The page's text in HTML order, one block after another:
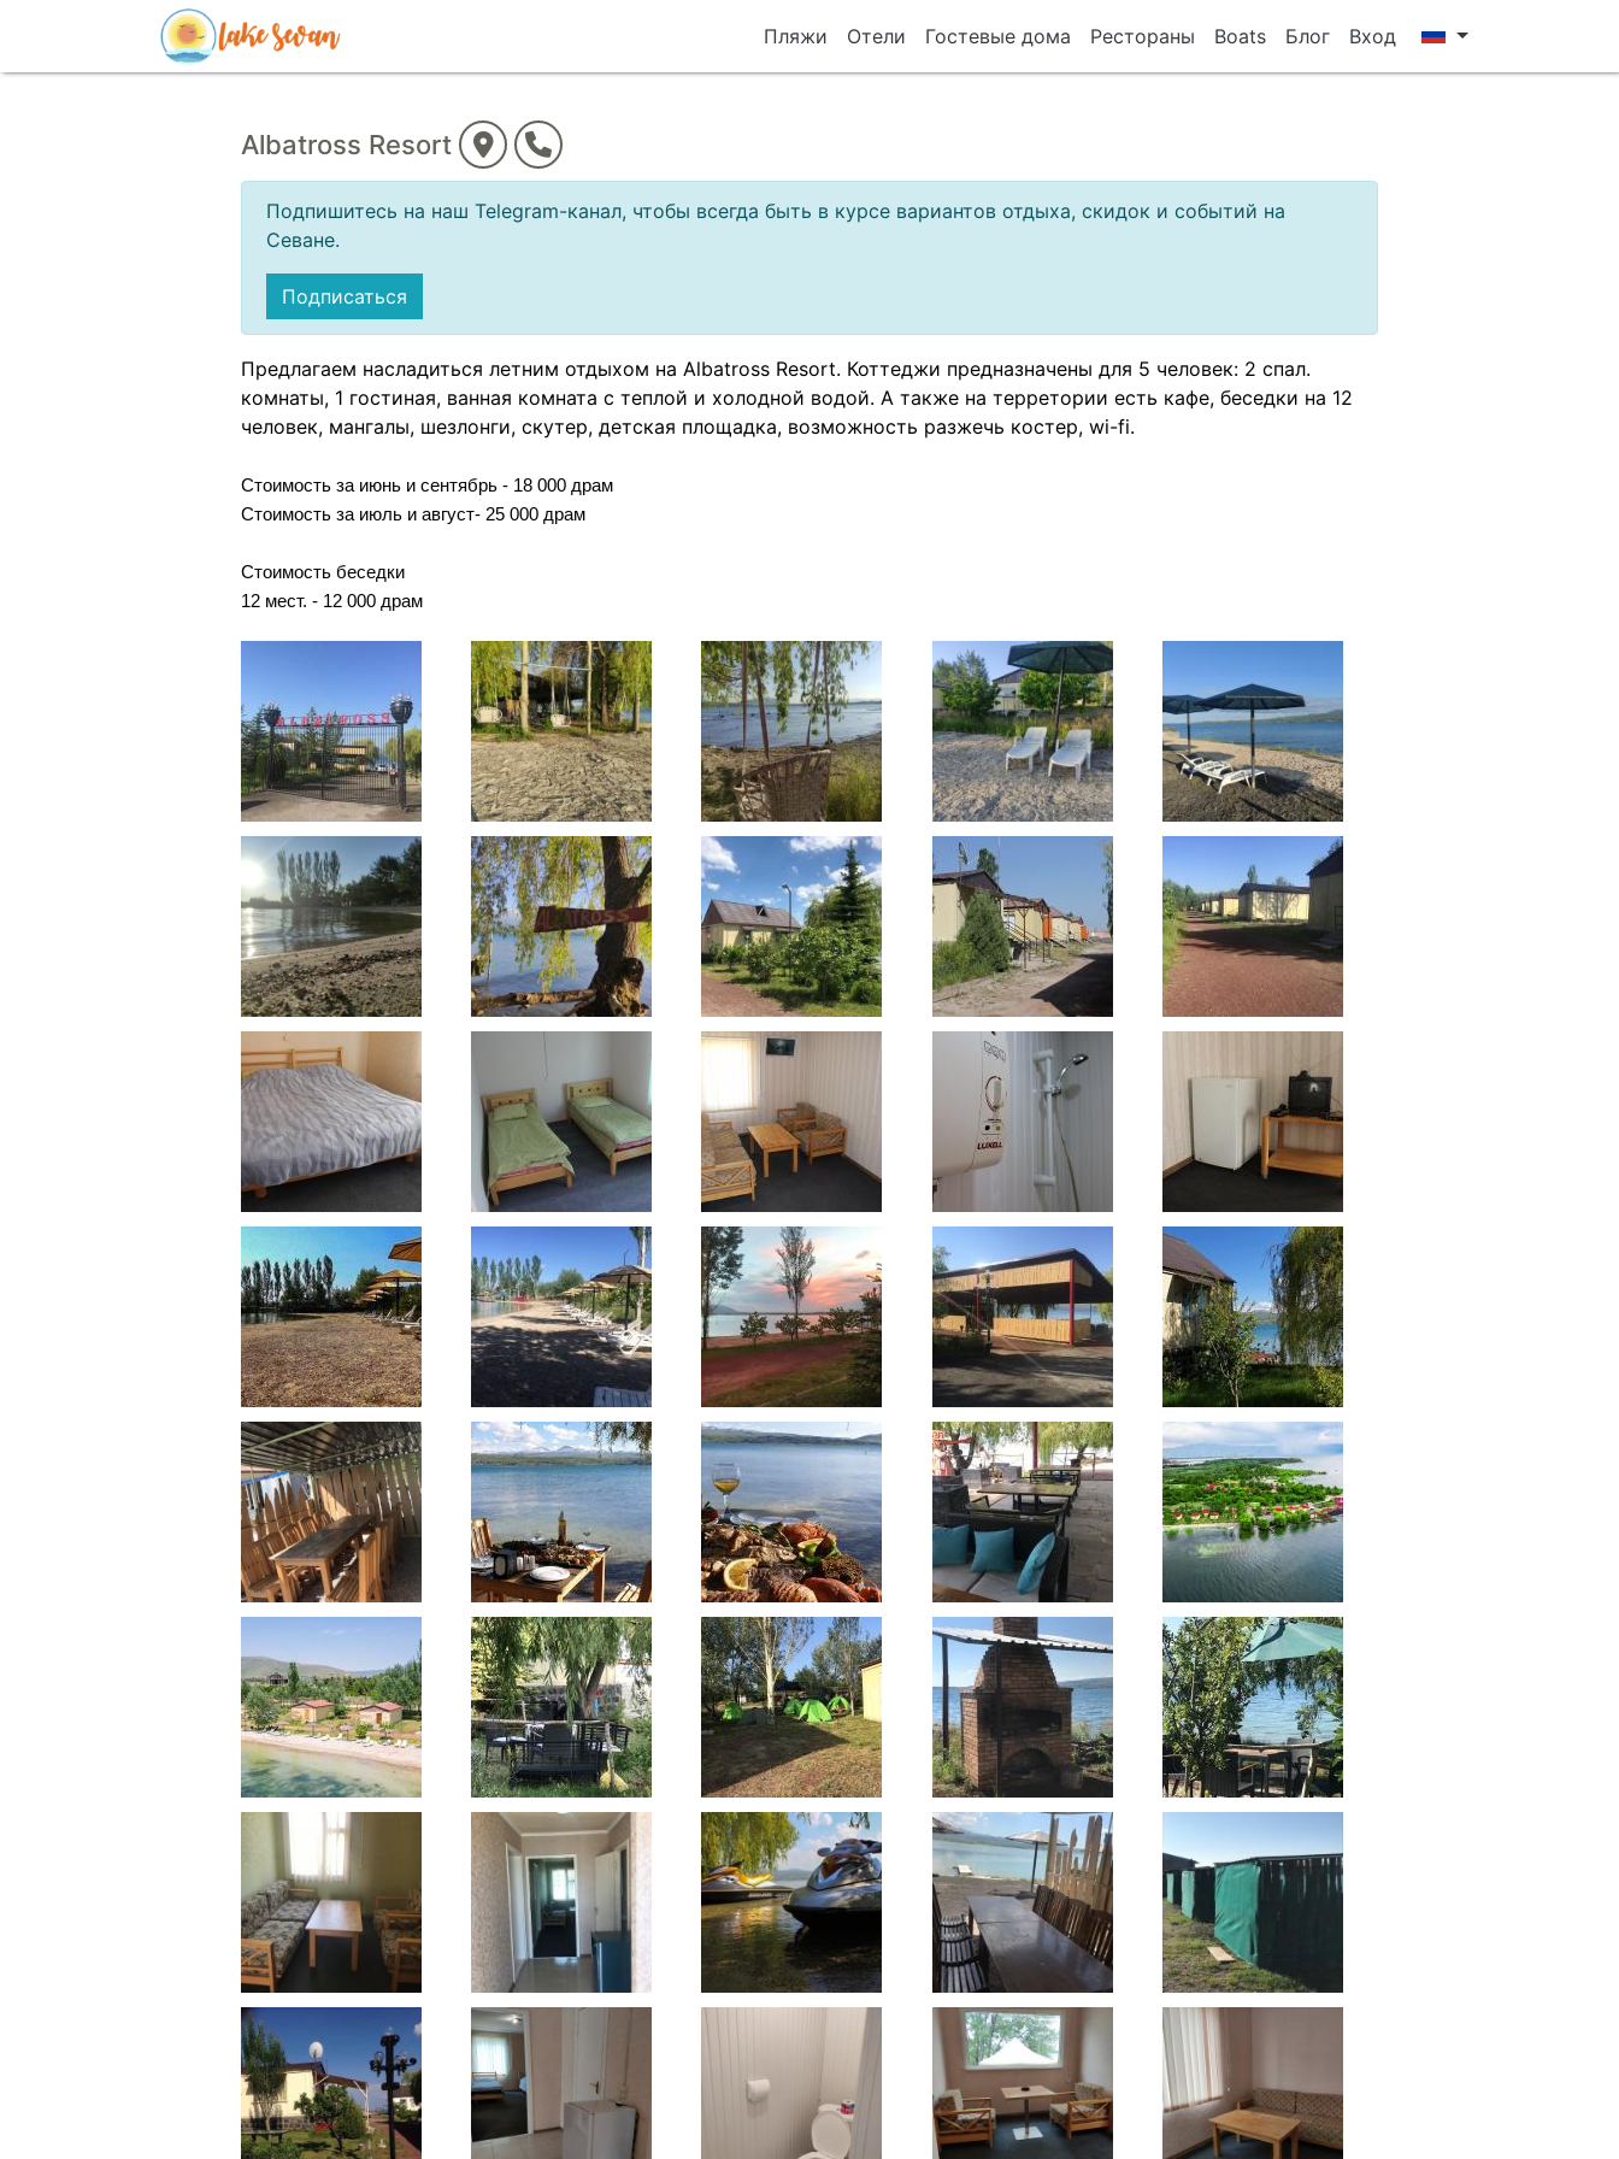
Пляжи Отели Гостевые дома Рестораны Boats Блог Вход
Albatross Resort
Подпишитесь на наш Telegram-канал, чтобы всегда быть в курсе вариантов отдыха, скидок и событий на
Севане.
Подписаться
Предлагаем насладиться летним отдыхом на Albatross Resort. Коттеджи прeдназначены для 5 человек: 2 спал.
комнаты, 1 гостиная, ванная комната с теплой и холодной водой. А также на терретории есть кафе, беседки на 12
человек, мангалы, шезлонги, скутер, детская площадка, возможность разжечь костер, wi-fi.
Стоимость за июнь и сентябрь - 18 000 драм
Стоимость за июль и август- 25 000 драм
Стоимость беседки
12 мест. - 12 000 драм